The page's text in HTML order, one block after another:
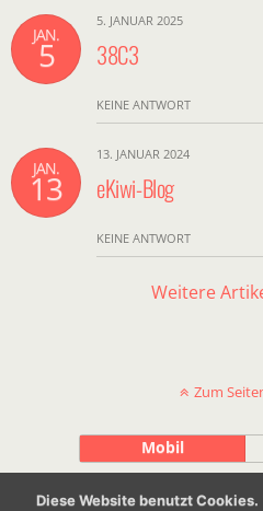
JAN.
5
5. JANUAR 2025
38C3
KEINE ANTWORT
JAN.
13
13. JANUAR 2024
eKiwi-Blog
KEINE ANTWORT
Weitere
Zum
Mobil
by Julian Machalett |
Diese Website benutzt Cookies.